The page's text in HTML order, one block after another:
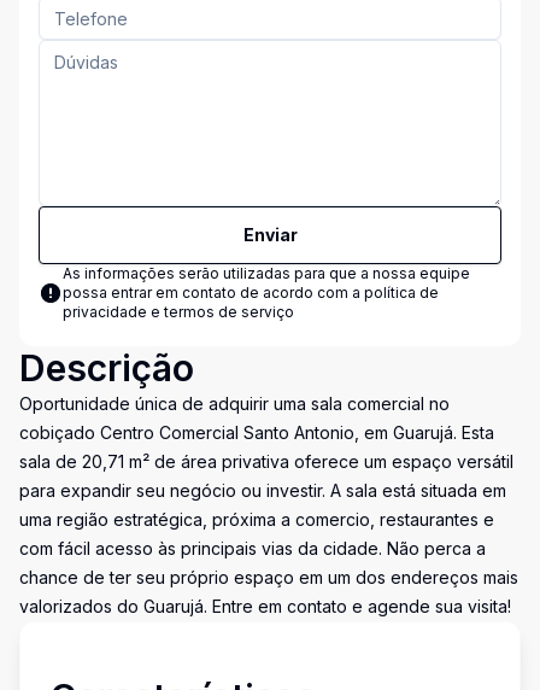
Enviar
As informações serão utilizadas para que a nossa equipe
possa entrar em contato de acordo com a política de
privacidade e termos de serviço
Descrição
Oportunidade única de adquirir uma sala comercial no
cobiçado Centro Comercial Santo Antonio, em Guarujá. Esta
sala de 20,71 m² de área privativa oferece um espaço versátil
para expandir seu negócio ou investir. A sala está situada em
uma região estratégica, próxima a comercio, restaurantes e
com fácil acesso às principais vias da cidade. Não perca a
chance de ter seu próprio espaço em um dos endereços mais
valorizados do Guarujá. Entre em contato e agende sua visita!